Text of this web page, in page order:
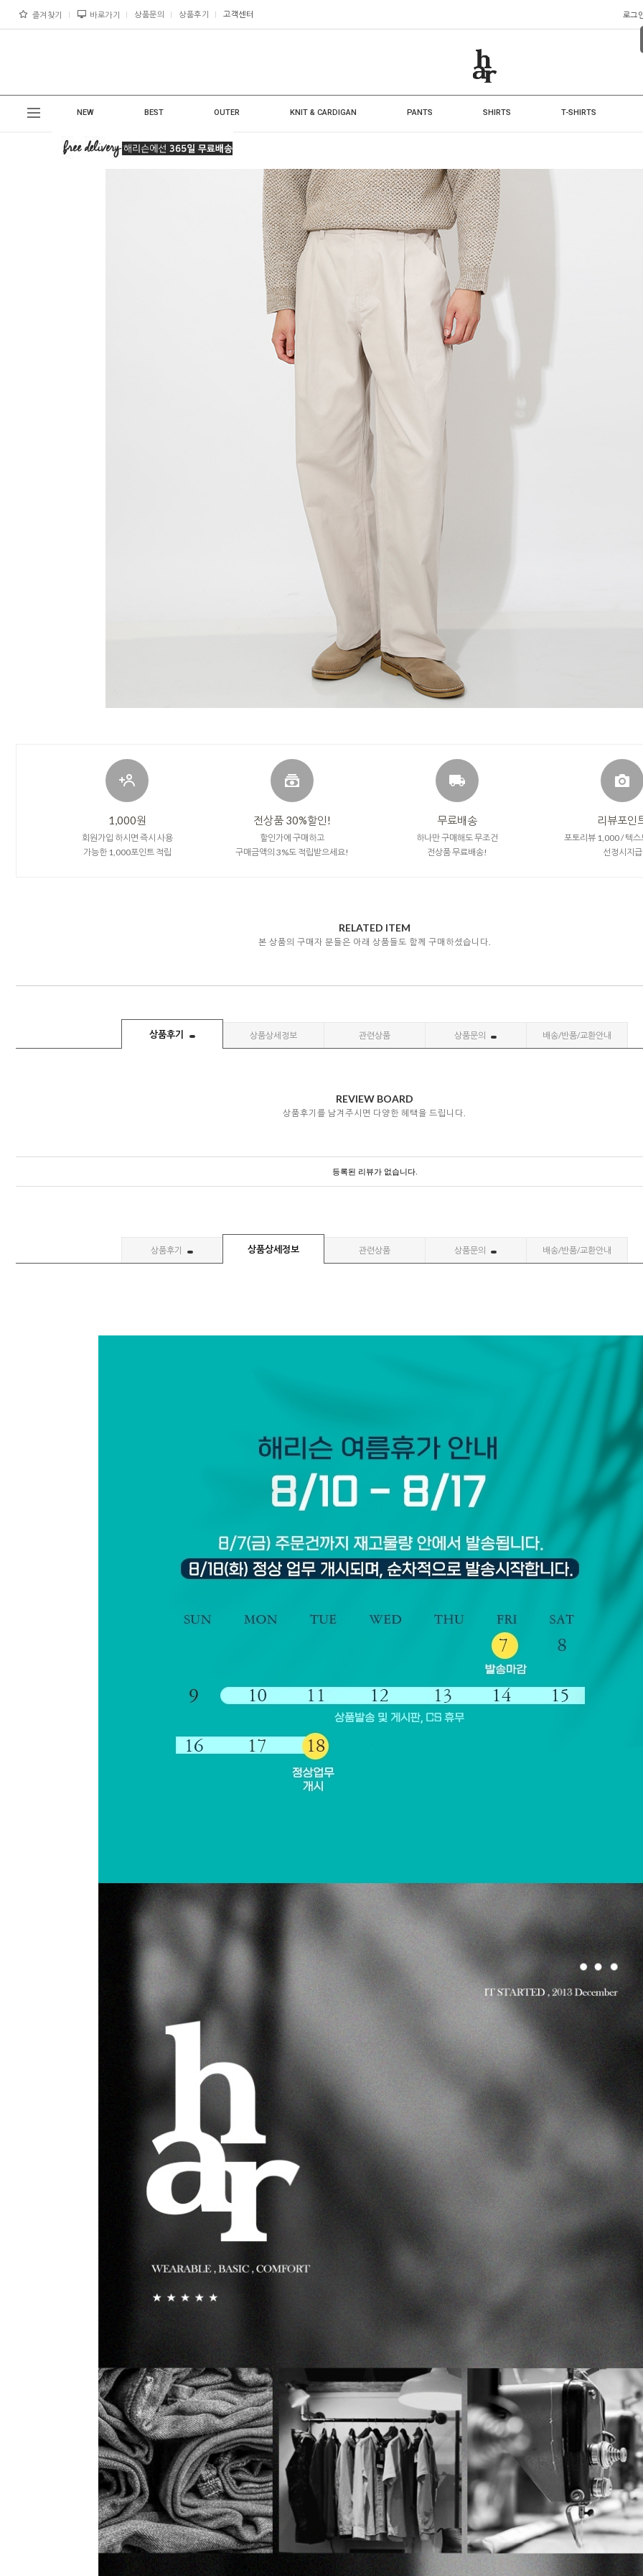
즐겨찾기 바로가기 상품문의 상품후기 고객센터 로그
NEW BEST OUTER KNIT & CARDIGAN PANTS SHIRTS T-SHIRTS
1,000원
회원가입 하시면 즉시 사용
가능한 1,000포인트 적립
전상품 30%할인!
할인가에 구매하고
구매금액의 3%도 적립받으세요!
무료배송
하나만 구매해도 무조건
전상품 무료배송!
리뷰포인
포토리뷰 1,000 / 텍
선정시지급
RELATED ITEM
본 상품의 구매자 분들은 아래 상품들도 함께 구매하셨습니다.
상품후기 상품상세정보 관련상품 상품문의 배송/반품/교환안내
REVIEW BOARD
상품후기를 남겨주시면 다양한 혜택을 드립니다.
등록된 리뷰가 없습니다.
상품후기 상품상세정보 관련상품 상품문의 배송/반품/교환안내